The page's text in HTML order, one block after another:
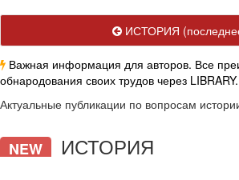
ИСТОРИЯ
Важная информация для авторов. Все
обнародования своих трудов через
Актуальные публикации по вопросам
NEW ИСТОРИЯ